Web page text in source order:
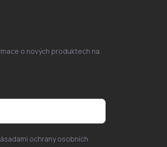
o nových produktech na
ochrany osobních